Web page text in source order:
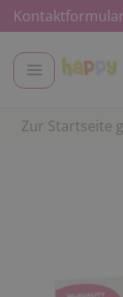
Kontaktformular
Zur Startseite